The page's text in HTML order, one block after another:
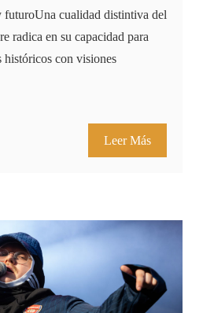
futuroUna cualidad distintiva del
radica en su capacidad para
históricos con visiones
Leer Más